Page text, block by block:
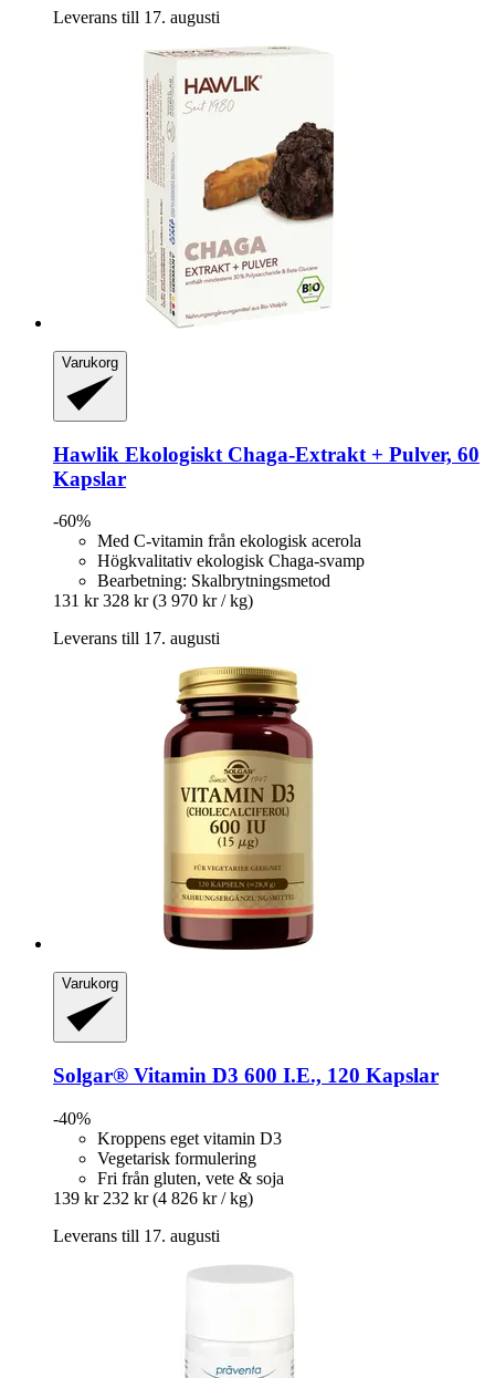
Leverans till 17. augusti
Varukorg
Hawlik Ekologiskt Chaga-​Extrakt + Pulver, 60
Kapslar
-60%
Med C-vitamin från ekologisk acerola
Högkvalitativ ekologisk Chaga-svamp
Bearbetning: Skalbrytningsmetod
131 kr 328 kr (3 970 kr / kg)
Leverans till 17. augusti
Varukorg
Solgar® Vitamin D3 600 I.E., 120 Kapslar
-40%
Kroppens eget vitamin D3
Vegetarisk formulering
Fri från gluten, vete & soja
139 kr 232 kr (4 826 kr / kg)
Leverans till 17. augusti